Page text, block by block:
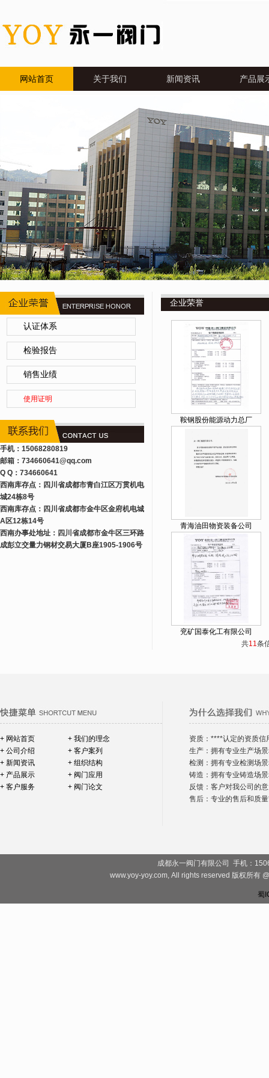
网站首页 关于我们 新闻资讯 产品展
认证体系
检验报告
销售业绩
使用证明
手机：15068280819
邮箱：734660641@qq.com
Q Q：734660641
西南库存点：四川省成都市青白江区万贯机电
城24栋8号
西南库存点：四川省成都市金牛区金府机电城
A区12栋14号
西南办事处地址：四川省成都市金牛区三环路
成彭立交量力钢材交易大厦B座1905-1906号
企业荣誉
鞍钢股份能源动力总厂
青海油田物资装备公司
兖矿国泰化工有限公司
共11条
+ 网站首页
+ 我们的理念
+ 公司介绍
+ 客户案列
+ 新闻资讯
+ 组织结构
+ 产品展示
+ 阀门应用
+ 客户服务
+ 阀门论文
资质：****认定的资质信
生产：拥有专业生产场
检测：拥有专业检测场
铸造：拥有专业铸造场
反馈：客户对我公司的
售后：专业的售后和质
成都永一阀门有限公司 手机：
www.yoy-yoy.com, All rights reserved 版权所有
蜀